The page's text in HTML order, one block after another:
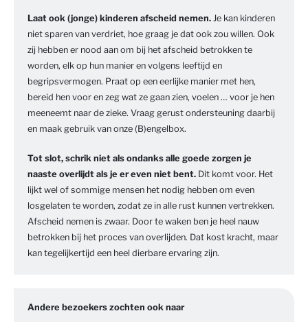
Laat ook (jonge) kinderen afscheid nemen. Je kan kinderen
niet sparen van verdriet, hoe graag je dat ook zou willen. Ook
zij hebben er nood aan om bij het afscheid betrokken te
worden, elk op hun manier en volgens leeftijd en
begripsvermogen. Praat op een eerlijke manier met hen,
bereid hen voor en zeg wat ze gaan zien, voelen … voor je hen
meeneemt naar de zieke. Vraag gerust ondersteuning daarbij
en maak gebruik van onze (B)engelbox.
Tot slot, schrik niet als ondanks alle goede zorgen je
naaste overlijdt als je er even niet bent. Dit komt voor. Het
lijkt wel of sommige mensen het nodig hebben om even
losgelaten te worden, zodat ze in alle rust kunnen vertrekken.
Afscheid nemen is zwaar. Door te waken ben je heel nauw
betrokken bij het proces van overlijden. Dat kost kracht, maar
kan tegelijkertijd een heel dierbare ervaring zijn.
Andere bezoekers zochten ook naar